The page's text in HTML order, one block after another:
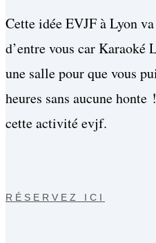
Cette idée EVJF à Lyon
d’entre vous car Karaoké
une salle pour que vous
heures sans aucune
cette activité evjf.
RÉSERVEZ ICI